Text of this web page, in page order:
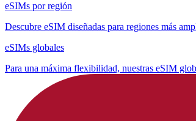
eSIMs por región
Descubre eSIM diseñadas para regiones más
eSIMs globales
Para una máxima flexibilidad, nuestras eSIM